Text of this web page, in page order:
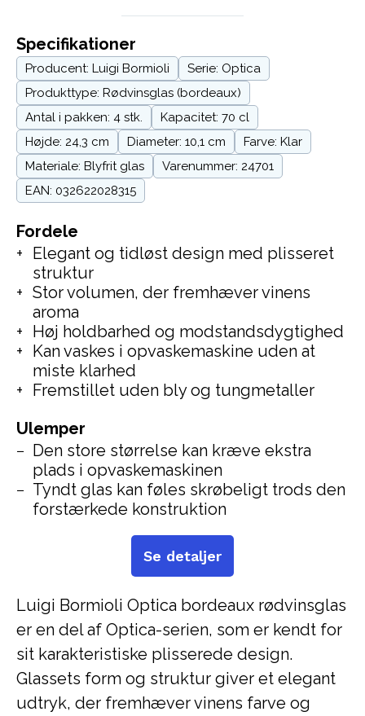
Luigi Bormioli Optica bordeaux rødvinsglas
er en del af Optica-serien, som er kendt for
sit karakteristiske plisserede design.
Glassets form og struktur giver et elegant
udtryk, der fremhæver vinens farve og
Fordele
Elegant og tidløst design med plisseret
struktur
Stor volumen, der fremhæver vinens
aroma
Høj holdbarhed og modstandsdygtighed
Kan vaskes i opvaskemaskine uden at
miste klarhed
Fremstillet uden bly og tungmetaller
Ulemper
Den store størrelse kan kræve ekstra
plads i opvaskemaskinen
Tyndt glas kan føles skrøbeligt trods den
forstærkede konstruktion
Specifikationer
Producent: Luigi Bormioli
Serie: Optica
Produkttype: Rødvinsglas (bordeaux)
Antal i pakken: 4 stk.
Kapacitet: 70 cl
Højde: 24,3 cm
Diameter: 10,1 cm
Farve: Klar
Materiale: Blyfrit glas
Varenummer: 24701
EAN: 032622028315
Se detaljer